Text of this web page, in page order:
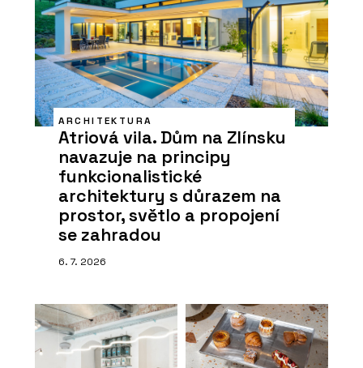
ARCHITEKTURA
Atriová vila. Dům na Zlínsku
navazuje na principy
funkcionalistické
architektury s důrazem na
prostor, světlo a propojení
se zahradou
6. 7. 2026